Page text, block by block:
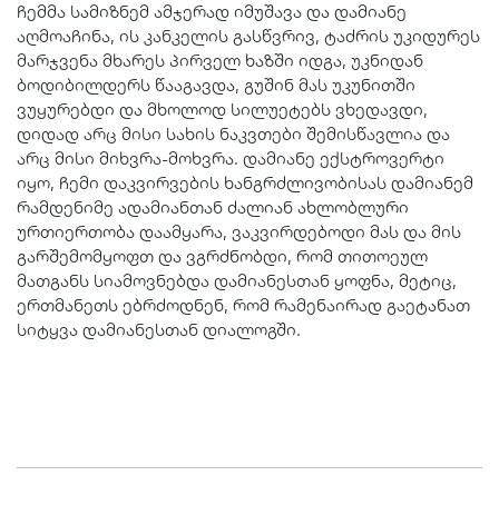
ჩემმა სამიზნემ ამჯერად იმუშავა და დამიანე
აღმოაჩინა, ის კანკელის გასწვრივ, ტაძრის უკიდურეს
მარჯვენა მხარეს პირველ ხაზში იდგა, უკნიდან
ბოდიბილდერს წააგავდა, გუშინ მას უკუნითში
ვუყურებდი და მხოლოდ სილუეტებს ვხედავდი,
დიდად არც მისი სახის ნაკვთები შემისწავლია და
არც მისი მიხვრა-მოხვრა. დამიანე ექსტროვერტი
იყო, ჩემი დაკვირვების ხანგრძლივობისას დამიანემ
რამდენიმე ადამიანთან ძალიან ახლობლური
ურთიერთობა დაამყარა, ვაკვირდებოდი მას და მის
გარშემომყოფთ და ვგრძნობდი, რომ თითოეულ
მათგანს სიამოვნებდა დამიანესთან ყოფნა, მეტიც,
ერთმანეთს ებრძოდნენ, რომ რამენაირად გაეტანათ
სიტყვა დამიანესთან დიალოგში.